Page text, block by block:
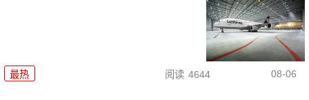
最热 阅读 4644 08-06